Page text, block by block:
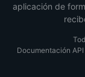
aplicación de
Documentación API